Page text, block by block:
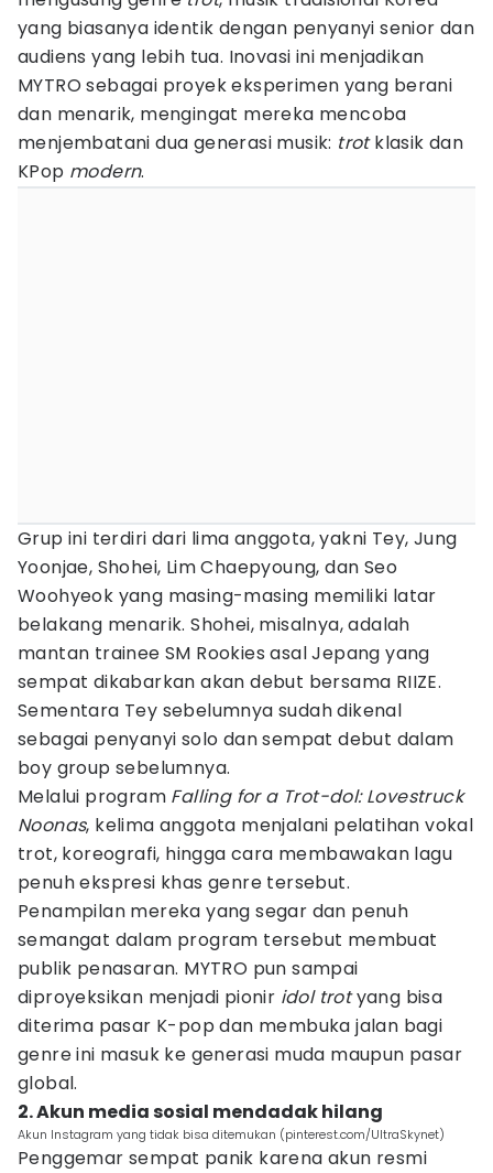
yang biasanya identik dengan penyanyi senior dan
audiens yang lebih tua. Inovasi ini menjadikan
MYTRO sebagai proyek eksperimen yang berani
dan menarik, mengingat mereka mencoba
menjembatani dua generasi musik: trotklasik dan
KPop modern.
Grup ini terdiri dari lima anggota, yakni Tey, Jung
Yoonjae, Shohei, Lim Chaepyoung, dan Seo
Woohyeok yang masing-masing memiliki latar
belakang menarik. Shohei, misalnya, adalah
mantan trainee SM Rookies asal Jepang yang
sempat dikabarkan akan debut bersama RIIZE.
Sementara Tey sebelumnya sudah dikenal
sebagai penyanyi solo dan sempat debut dalam
boy group sebelumnya.
Melalui program Falling for a Trot-dol: Lovestruck
Noonas, kelima anggota menjalani pelatihan vokal
trot, koreografi, hingga cara membawakan lagu
penuh ekspresi khas genre tersebut.
Penampilan mereka yang segar dan penuh
semangat dalam program tersebut membuat
publik penasaran. MYTRO pun sampai
diproyeksikan menjadi pionir idol trotyang bisa
diterima pasar K-pop dan membuka jalan bagi
genre ini masuk ke generasi muda maupun pasar
global.
2. Akun media sosial mendadak hilang
Akun Instagram yang tidak bisa ditemukan (pinterest.com/UltraSkynet)
Penggemar sempat panik karena akun resmi